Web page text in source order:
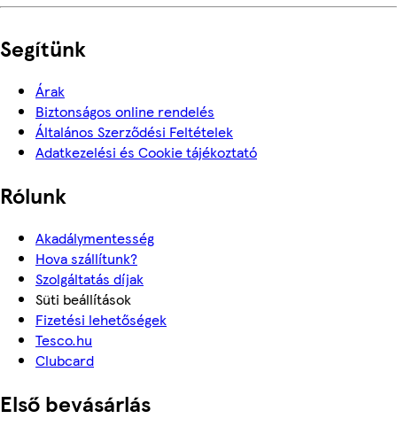
Segítünk
Árak
Biztonságos online rendelés
Általános Szerződési Feltételek
Adatkezelési és Cookie tájékoztató
Rólunk
Akadálymentesség
Hova szállítunk?
Szolgáltatás díjak
Süti beállítások
Fizetési lehetőségek
Tesco.hu
Clubcard
Első bevásárlás